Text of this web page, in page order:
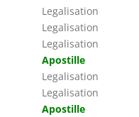
Legalisation
Legalisation
Legalisation
Apostille
Legalisation
Legalisation
Apostille